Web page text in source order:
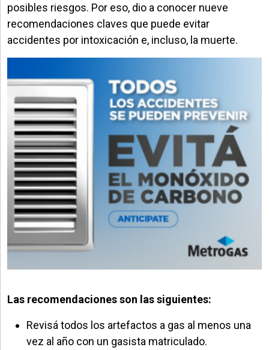
posibles riesgos. Por eso, dio a conocer nueve
recomendaciones claves que puede evitar
accidentes por intoxicación e, incluso, la muerte.
Las recomendaciones son las siguientes:
Revisá todos los artefactos a gas al menos una
vez al año con un gasista matriculado.